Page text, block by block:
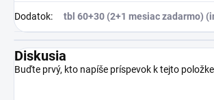
Dodatok: tbl 60+30 (2+1 mesiac zadarmo)
Diskusia
Buďte prvý, kto napíše príspevok k tejto